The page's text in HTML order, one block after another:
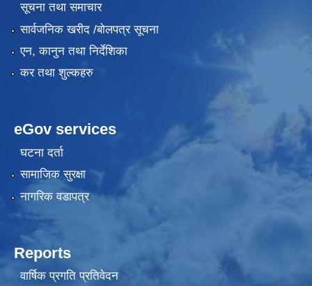
सूचना तथा समाचार
सार्वजनिक खरीद /बोलपत्र सूचना
एन, कानुन तथा निर्देशिका
कर तथा शुल्कहरु
eGov services
घटना दर्ता
सामाजिक सुरक्षा
नागरिक वडापत्र
Reports
वार्षिक प्रगति प्रतिवेदन